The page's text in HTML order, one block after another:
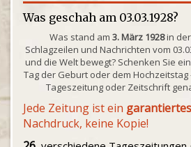
Was geschah am 03.03.1928?
Was stand am 3. März 1928in der
Schlagzeilen und Nachrichten vom
und die Welt bewegt? Schenken Sie
Tag der Geburt oder dem
Tageszeitung oder Zeitschrift
Jede Zeitung ist ein
Nachdruck, keine Kopie!